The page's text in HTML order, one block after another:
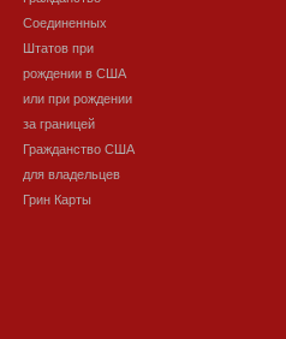
Соединенных
Штатов при
рождении в США
или при рождении
за границей
Гражданство США
для владельцев
Грин Карты